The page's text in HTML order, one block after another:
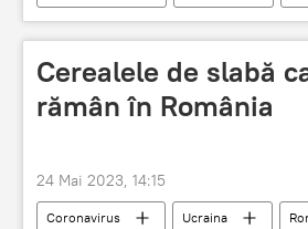
Cerealele de slabă
rămân în România
24 Mai 2023, 14:15
Coronavirus Ucraina